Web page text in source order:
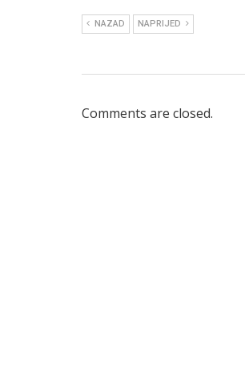
NAZAD NAPRIJED
Comments are closed.